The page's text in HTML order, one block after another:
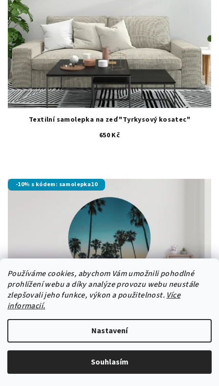
Používáme cookies, abychom Vám umožnili pohodlné
prohlížení webu a díky analýze provozu webu neustále
zlepšovali jeho funkce, výkon a použitelnost. Více
informacií.
Nastavení
Souhlasím
Textilní samolepka na zeď "Tyrkysový kosatec"
650 Kč
-10% s kódem: samolepka10